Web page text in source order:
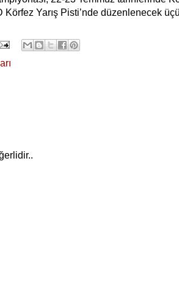
Körfez Yarış Pisti’nde düzenlenecek